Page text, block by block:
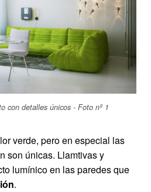
con detalles únicos - Foto nº 1
verde, pero en especial las
son únicas. Llamtivas y
lumínico en las paredes que
.